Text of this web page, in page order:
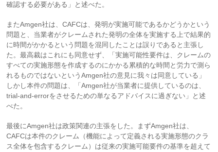
確認する必要がある」と述べた。
またAmgen社は、CAFCは、発明が実施可能であるかどうかという
問題と、当業者がクレームされた発明の全体を実施する上で結果的
に時間がかかるという問題を混同したことは誤りであると主張し
た。最高裁はこれにも同意せず、「実施可能性要件は、クレームの
すべての実施形態を作成するのにかかる累積的な時間と労力で測ら
れるものではないというAmgen社の意見に我々は同意している」
しかし本件の問題は、「Amgen社が当業者に提供しているのは、
trial-and-errorをさせるための単なるアドバイスに過ぎない」と述
べた。
最後にAmgen社は政策関連の主張をした。まずAmgen社は、
CAFCは本件のクレーム（機能によって定義される実施形態のクラ
ス全体を包含するクレーム）は従来の実施可能要件の基準を超えて